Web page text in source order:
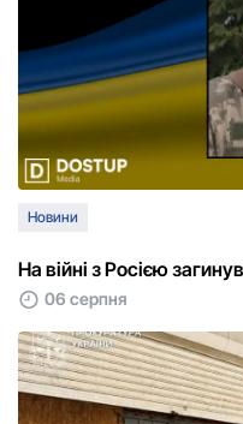
Новини
На війні з Росією
06 серпня